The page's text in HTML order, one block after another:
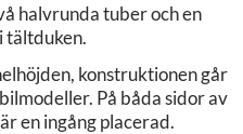
halvrunda tuber och en
tältduken.
konstruktionen går
På båda sidor av
en ingång placerad.